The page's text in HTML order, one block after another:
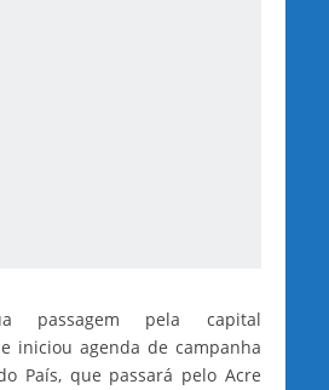
passagem pela capital
iniciou agenda de campanha
País, que passará pelo Acre